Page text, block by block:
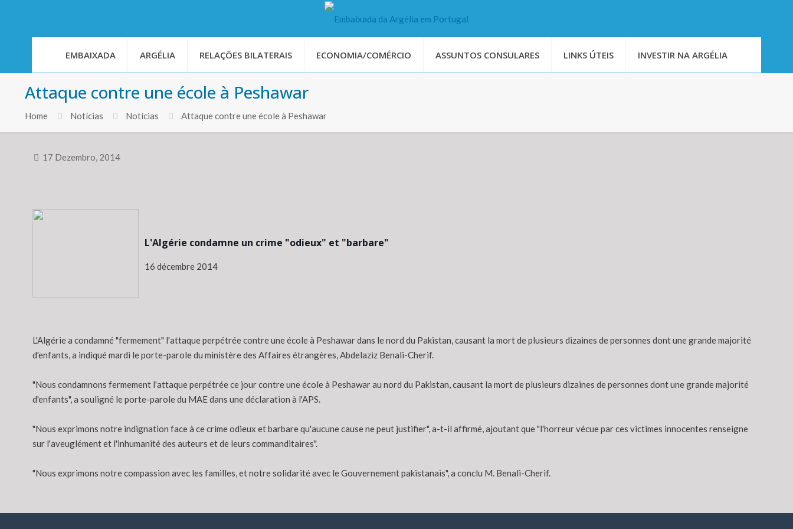
EMBAIXADA ARGÉLIA RELAÇÕES BILATERAIS ECONOMIA/COMÉRCIO ASSUNTOS CONSULARES LINKS ÚTEIS INVESTIR NA ARGÉLIA
Attaque contre une école à Peshawar
Home Notícias Notícias Attaque contre une école à Peshawar
17 Dezembro, 2014
L'Algérie condamne un crime "odieux" et "barbare"
16 décembre 2014
L'Algérie a condamné "fermement" l'attaque perpétrée contre une école à Peshawar dans le nord du Pakistan, causant la mort de plusieurs dizaines de personnes dont une grande majorité
d'enfants, a indiqué mardi le porte-parole du ministère des Affaires étrangères, Abdelaziz Benali-Cherif.
"Nous condamnons fermement l'attaque perpétrée ce jour contre une école à Peshawar au nord du Pakistan, causant la mort de plusieurs dizaines de personnes dont une grande majorité
d'enfants", a souligné le porte-parole du MAE dans une déclaration à l'APS.
"Nous exprimons notre indignation face à ce crime odieux et barbare qu'aucune cause ne peut justifier", a-t-il affirmé, ajoutant que "l'horreur vécue par ces victimes innocentes renseigne
sur l'aveuglément et l'inhumanité des auteurs et de leurs commanditaires".
"Nous exprimons notre compassion avec les familles, et notre solidarité avec le Gouvernement pakistanais", a conclu M. Benali-Cherif.